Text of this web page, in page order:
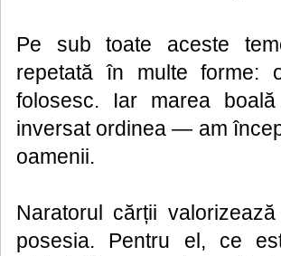
Pe sub toate aceste
repetată în multe forme:
folosesc. Iar marea
inversat ordinea — am
oamenii.
Naratorul cărții
posesia. Pentru el, ce